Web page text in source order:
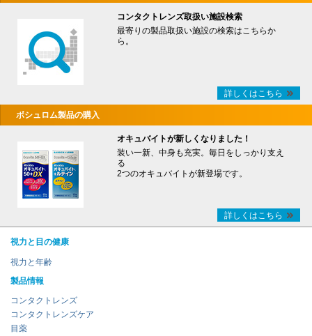
コンタクトレンズ取扱い施設検索
最寄りの製品取扱い施設の検索はこちらか
ら。
詳しくはこちら
ボシュロム製品の購入
オキュバイトが新しくなりました！
装い一新、中身も充実。毎日をしっかり支え
る
2つのオキュバイトが新登場です。
詳しくはこちら
視力と目の健康
視力と年齢
製品情報
コンタクトレンズ
コンタクトレンズケア
目薬